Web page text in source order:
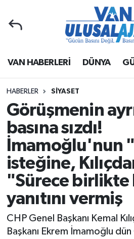
VAN HABERLERİ DÜNYA
HABERLER SİYASET
Görüşmenin
basına sızdı!
İmamoğlu'nun
isteğine,
"Sürece birlikte
yanıtını vermiş
CHP Genel Başkanı Kemal
Başkanı Ekrem İmamoğlu
Van Nöbetçi Eczaneler
Van Hava Durumu
Van Namaz Vakitleri
Van Trafik Yoğunluk
Süper Lig Puan Durumu
Tüm Manşetler
Son Dakika Haberleri
Haber Arşivi